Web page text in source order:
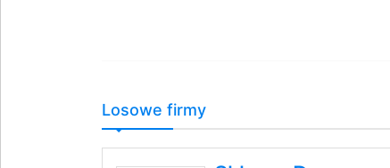
Losowe firmy